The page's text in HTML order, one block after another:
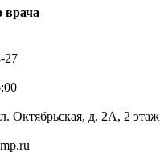
врача
27
Октябрьская, д. 2А, 2 этаж